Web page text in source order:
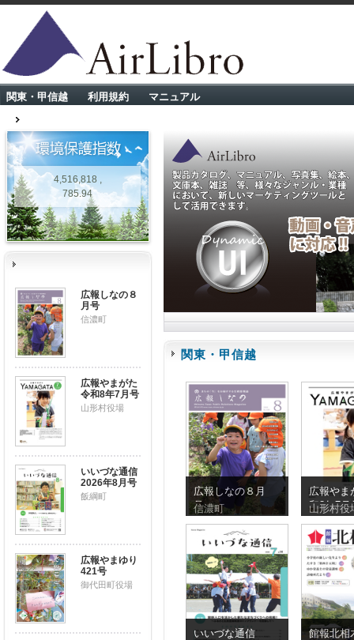
関東・甲信越 利用規約 マニュアル
4,516,818 ,
785.94
広報しなの８
月号
信濃町
広報やまがた
令和8年7月号
山形村役場
いいづな通信
2026年8月号
飯綱町
広報やまゆり
421号
御代田町役場
関東・甲信越
広報しなの８月
号
信濃町
広報やま
和8年7月
山形村役
いいづな通信
館報北相